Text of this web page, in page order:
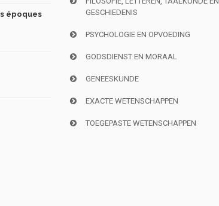
époques
GESCHIEDENIS
PSYCHOLOGIE EN OPVOEDING
GODSDIENST EN MORAAL
GENEESKUNDE
EXACTE WETENSCHAPPEN
TOEGEPASTE WETENSCHAPPEN